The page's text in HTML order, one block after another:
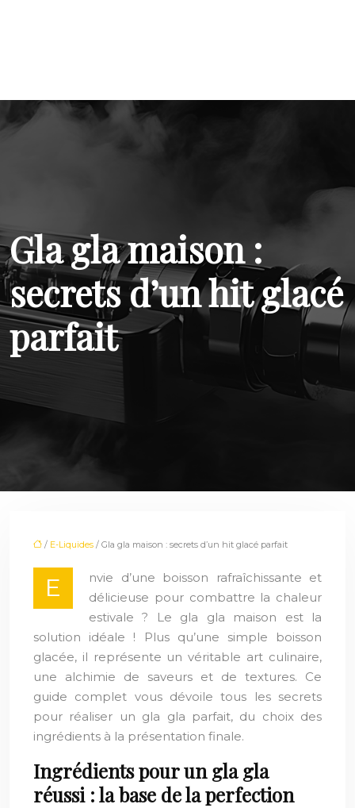
Gla gla maison :
secrets d’un hit glacé
parfait
/ E-Liquides / Gla gla maison : secrets d’un hit glacé parfait
E
nvie d’une boisson rafraîchissante et
délicieuse pour combattre la chaleur
estivale ? Le gla gla maison est la
solution idéale ! Plus qu’une simple boisson
glacée, il représente un véritable art culinaire,
une alchimie de saveurs et de textures. Ce
guide complet vous dévoile tous les secrets
pour réaliser un gla gla parfait, du choix des
ingrédients à la présentation finale.
Ingrédients pour un gla gla
réussi : la base de la perfection